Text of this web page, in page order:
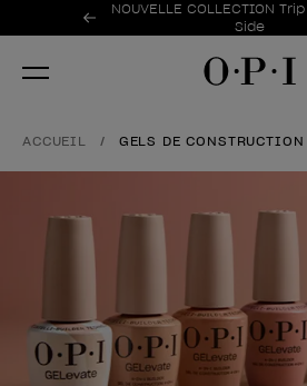
Offres promotionnelles
NOUVELLE COLLECTION
Side
Item 1 of 2
ACCUEIL GELS DE